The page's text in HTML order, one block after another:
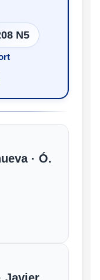
N5
· Ó.
Javier